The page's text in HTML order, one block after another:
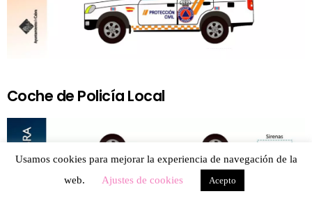
Coche de Policía Local
Usamos cookies para mejorar la experiencia de navegación de la
web.
Ajustes de cookies Acepto